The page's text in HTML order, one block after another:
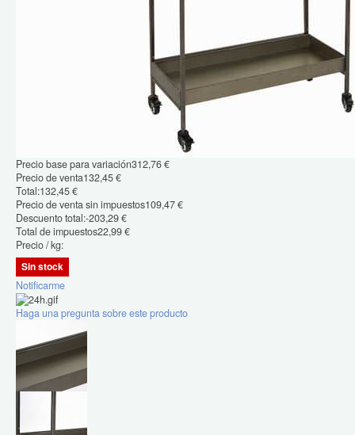
Precio base para variación312,76 €
Precio de venta132,45 €
Total:132,45 €
Precio de venta sin impuestos109,47 €
Descuento total:-203,29 €
Total de impuestos22,99 €
Precio / kg:
Sin stock
Notificarme
Haga una pregunta sobre este producto